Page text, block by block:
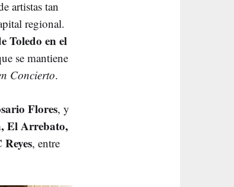
artistas tan
regional.
Toledo en el
se mantiene
Concierto.
Flores, y
El Arrebato,
, entre